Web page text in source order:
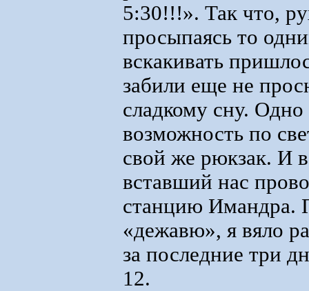
5:30!!!». Так что,
просыпаясь то
вскакивать
забили еще не
сладкому сну.
возможность по
свой же рюкзак. И
вставший нас
станцию Имандра.
«дежавю», я вяло
за последние три
12.